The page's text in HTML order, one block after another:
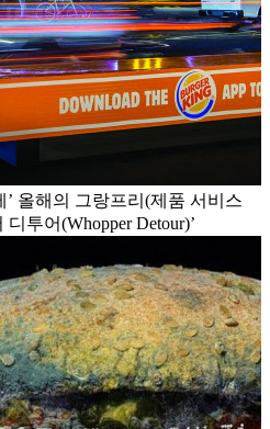
’ 올해의 그랑프리(제품 서비스
투어(Whopper Detour)’